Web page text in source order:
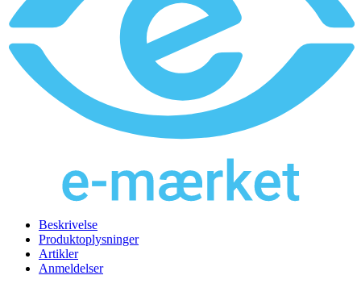
Beskrivelse
Produktoplysninger
Artikler
Anmeldelser